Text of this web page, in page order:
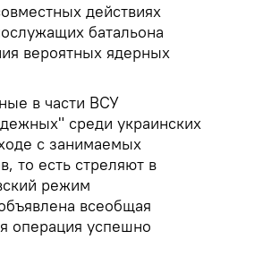
действиях
батальона
вероятных ядерных
в части ВСУ
среди украинских
с занимаемых
то есть стреляют в
режим
всеобщая
операция успешно